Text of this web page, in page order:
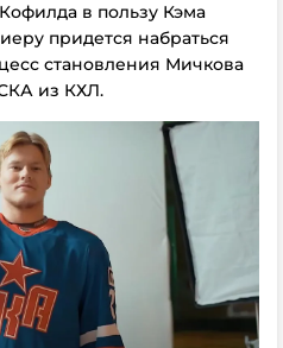
в пользу Кэма
придется набраться
становления Мичкова
из КХЛ.